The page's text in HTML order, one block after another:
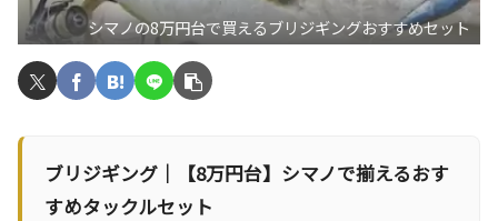
シマノの8万円台で買えるブリジギングおすすめセット
ブリジギング｜【8万円台】シマノで揃えるおす
すめタックルセット